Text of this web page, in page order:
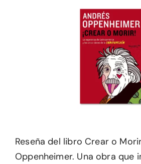
Reseña del libro Crear o
Oppenheimer. Una obra que